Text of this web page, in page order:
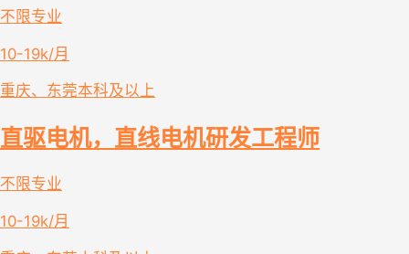
不限专业
10-19k/月
重庆、东莞本科及以上
直驱电机，直线电机研发工程师
不限专业
10-19k/月